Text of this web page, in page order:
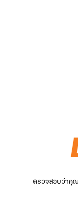
ตรวจสอบว่าคุ